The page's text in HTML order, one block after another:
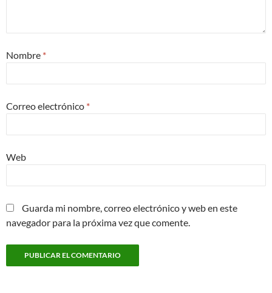
Nombre *
Correo electrónico *
Web
Guarda mi nombre, correo electrónico y web en este
navegador para la próxima vez que comente.